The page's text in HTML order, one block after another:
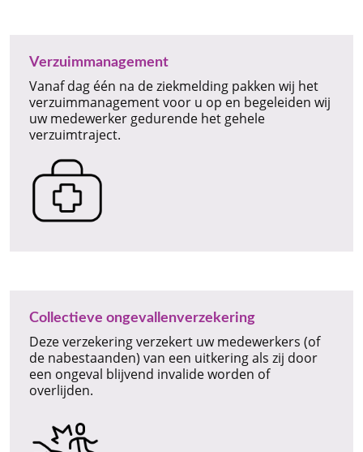
Verzuimmanagement
Vanaf dag één na de ziekmelding pakken wij het
verzuimmanagement voor u op en begeleiden wij
uw medewerker gedurende het gehele
verzuimtraject.
Collectieve ongevallenverzekering
Deze verzekering verzekert uw medewerkers (of
de nabestaanden) van een uitkering als zij door
een ongeval blijvend invalide worden of
overlijden.